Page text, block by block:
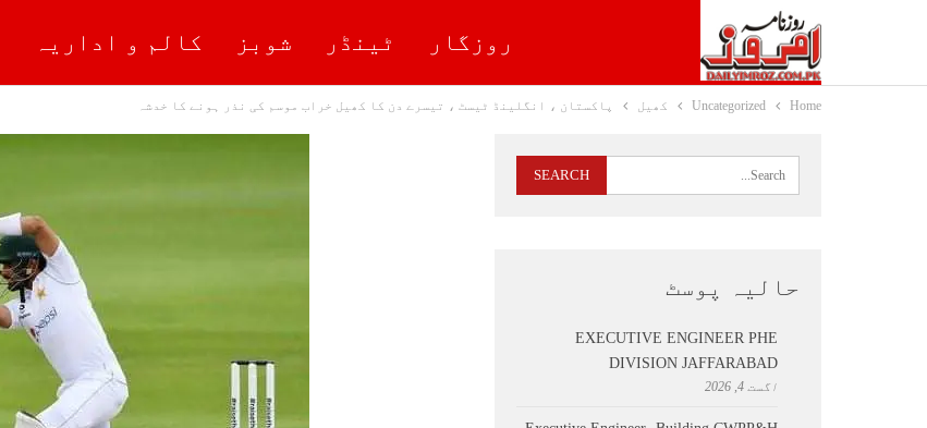
روزگار ٹینڈر شوبز کالم و اداریہ
Home
Uncategorized کھیل پاکستان ، انگلینڈ ٹیسٹ ، تیسرے دن کا کھیل خراب موسم کی نذر ہونے کا خدشہ
حالیہ پوسٹ
EXECUTIVE ENGINEER PHE
DIVISION JAFFARABAD
اگست 4, 2026